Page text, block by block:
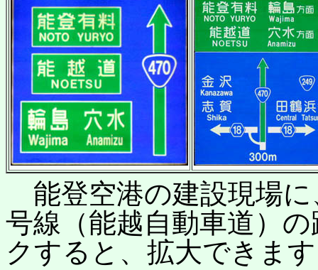
能登空港の建設現場に
号線（能越自動車道）
クすると、拡大できま